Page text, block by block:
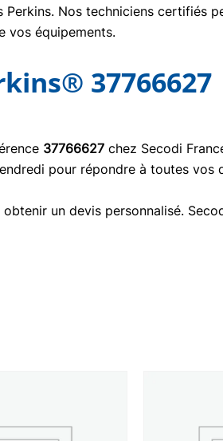
Nos techniciens certifiés
vos équipements.
37766627
37766627 chez Secodi
pour répondre à toutes vos
un devis personnalisé.